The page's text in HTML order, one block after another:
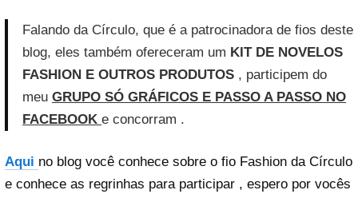
Falando da Círculo, que é a patrocinadora de fios deste
blog, eles também ofereceram um KIT DE NOVELOS
FASHION E OUTROS PRODUTOS , participem do
meu GRUPO SÓ GRÁFICOS E PASSO A PASSO NO
FACEBOOK e concorram .
Aqui no blog você conhece sobre o fio Fashion da Círculo
e conhece as regrinhas para participar , espero por vocês